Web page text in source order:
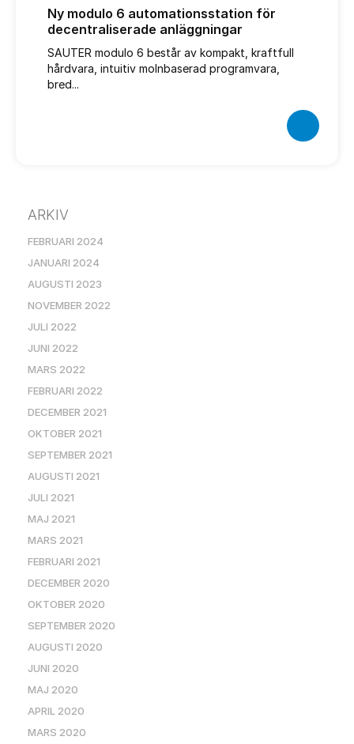
Ny modulo 6 automationsstation för
decentraliserade anläggningar
SAUTER modulo 6 består av kompakt, kraftfull
hårdvara, intuitiv molnbaserad programvara,
bred...
ARKIV
FEBRUARI 2024
JANUARI 2024
AUGUSTI 2023
NOVEMBER 2022
JULI 2022
JUNI 2022
MARS 2022
FEBRUARI 2022
DECEMBER 2021
OKTOBER 2021
SEPTEMBER 2021
AUGUSTI 2021
JULI 2021
MAJ 2021
MARS 2021
FEBRUARI 2021
DECEMBER 2020
OKTOBER 2020
SEPTEMBER 2020
AUGUSTI 2020
JUNI 2020
MAJ 2020
APRIL 2020
MARS 2020